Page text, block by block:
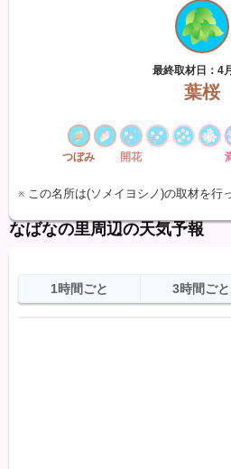
最終取材日：4
葉桜
つぼみ 開花
※ この名所は(ソメイヨシノ)の取材を行
なばなの里周辺の天気予報
1時間ごと 3時間ごと